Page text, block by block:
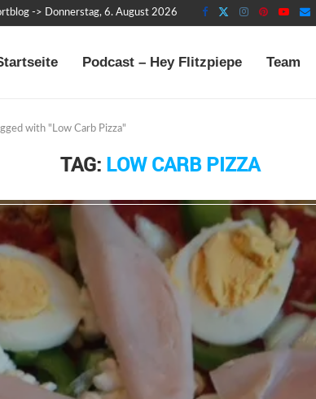
-> Donnerstag, 6. August 2026
Podcast – Hey Flitzpiepe Team
with "Low Carb Pizza"
TAG: LOW CARB PIZZA